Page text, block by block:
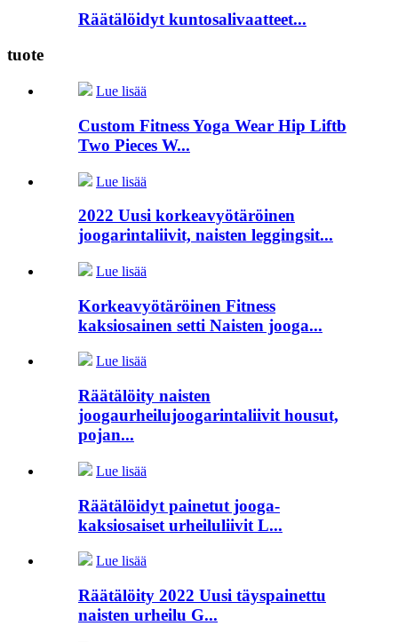
Räätälöidyt kuntosalivaatteet...
tuote
Lue lisää
Custom Fitness Yoga Wear Hip Liftb
Two Pieces W...
Lue lisää
2022 Uusi korkeavyötäröinen
joogarintaliivit, naisten leggingsit...
Lue lisää
Korkeavyötäröinen Fitness
kaksiosainen setti Naisten jooga...
Lue lisää
Räätälöity naisten
joogaurheilujoogarintaliivit housut,
pojan...
Lue lisää
Räätälöidyt painetut jooga-
kaksiosaiset urheiluliivit L...
Lue lisää
Räätälöity 2022 Uusi täyspainettu
naisten urheilu G...